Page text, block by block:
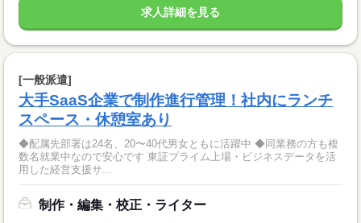
求人詳細を見る
[一般派遣]
大手SaaS企業で制作進行管理！社内にランチ
スペース・休憩室あり
◆配属先部署は24名、20〜40代男女ともに活躍中 ◆同業務の方も複
数名就業中なので安心です 東証プライム上場・ビジネスデータを活
用した経営支援サ...
制作・編集・校正・ライター